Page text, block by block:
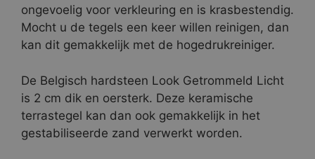
ongevoelig voor verkleuring en is krasbestendig.
Mocht u de tegels een keer willen reinigen, dan
kan dit gemakkelijk met de hogedrukreiniger.
De Belgisch hardsteen Look Getrommeld Licht
is 2 cm dik en oersterk. Deze keramische
terrastegel kan dan ook gemakkelijk in het
gestabiliseerde zand verwerkt worden.